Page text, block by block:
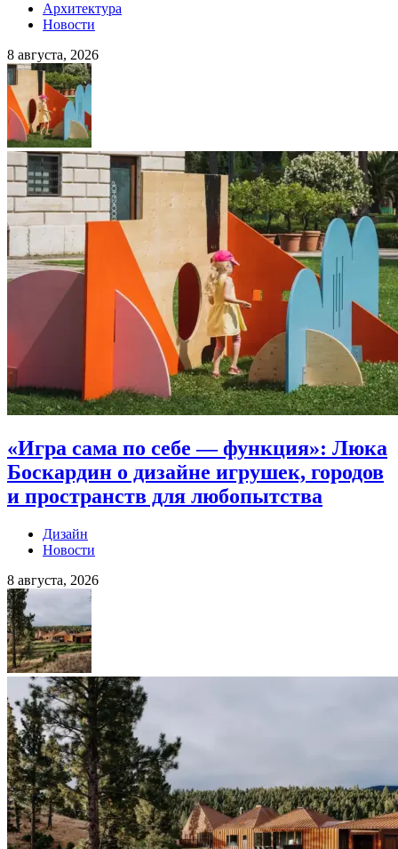
Архитектура
Новости
8 августа, 2026
«Игра сама по себе — функция»: Люка
Боскардин о дизайне игрушек, городов
и пространств для любопытства
Дизайн
Новости
8 августа, 2026